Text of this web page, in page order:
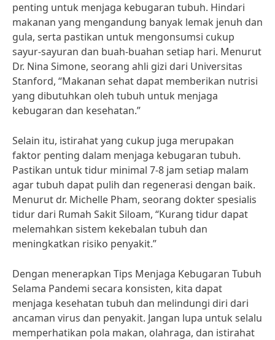
penting untuk menjaga kebugaran tubuh. Hindari
makanan yang mengandung banyak lemak jenuh dan
gula, serta pastikan untuk mengonsumsi cukup
sayur-sayuran dan buah-buahan setiap hari. Menurut
Dr. Nina Simone, seorang ahli gizi dari Universitas
Stanford, “Makanan sehat dapat memberikan nutrisi
yang dibutuhkan oleh tubuh untuk menjaga
kebugaran dan kesehatan.”
Selain itu, istirahat yang cukup juga merupakan
faktor penting dalam menjaga kebugaran tubuh.
Pastikan untuk tidur minimal 7-8 jam setiap malam
agar tubuh dapat pulih dan regenerasi dengan baik.
Menurut dr. Michelle Pham, seorang dokter spesialis
tidur dari Rumah Sakit Siloam, “Kurang tidur dapat
melemahkan sistem kekebalan tubuh dan
meningkatkan risiko penyakit.”
Dengan menerapkan Tips Menjaga Kebugaran Tubuh
Selama Pandemi secara konsisten, kita dapat
menjaga kesehatan tubuh dan melindungi diri dari
ancaman virus dan penyakit. Jangan lupa untuk selalu
memperhatikan pola makan, olahraga, dan istirahat